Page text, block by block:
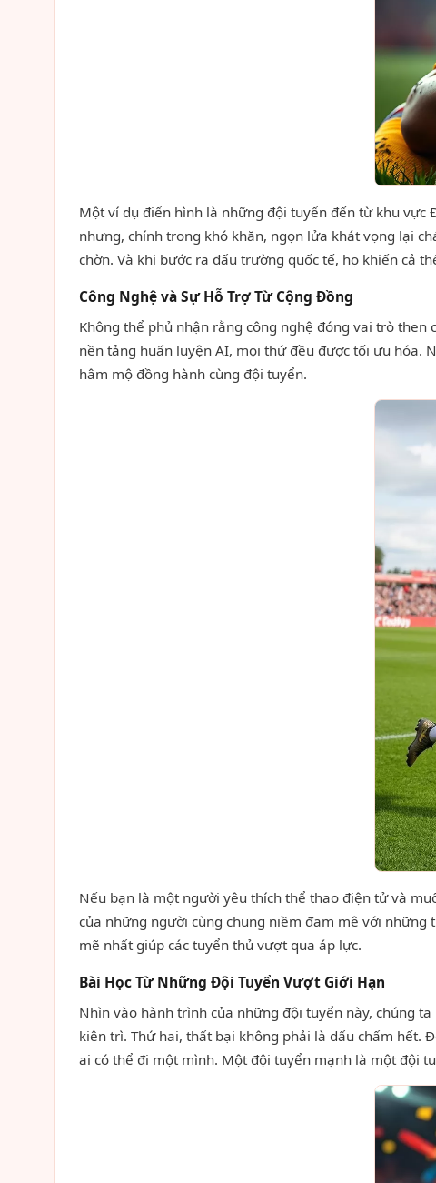
Một ví dụ điển hình là những đội tuyển đến từ khu vực
nhưng, chính trong khó khăn, ngọn lửa khát vọng lại
chờn. Và khi bước ra đấu trường quốc tế, họ khiến cả
Công Nghệ và Sự Hỗ Trợ Từ Cộng Đồng
Không thể phủ nhận rằng công nghệ đóng vai trò
nền tảng huấn luyện AI, mọi thứ đều được tối ưu hóa.
hâm mộ đồng hành cùng đội tuyển.
Nếu bạn là một người yêu thích thể thao điện tử và
của những người cùng chung niềm đam mê với
mẽ nhất giúp các tuyển thủ vượt qua áp lực.
Bài Học Từ Những Đội Tuyển Vượt Giới Hạn
Nhìn vào hành trình của những đội tuyển này, chúng
kiên trì. Thứ hai, thất bại không phải là dấu chấm hết.
ai có thể đi một mình. Một đội tuyển mạnh là một đội